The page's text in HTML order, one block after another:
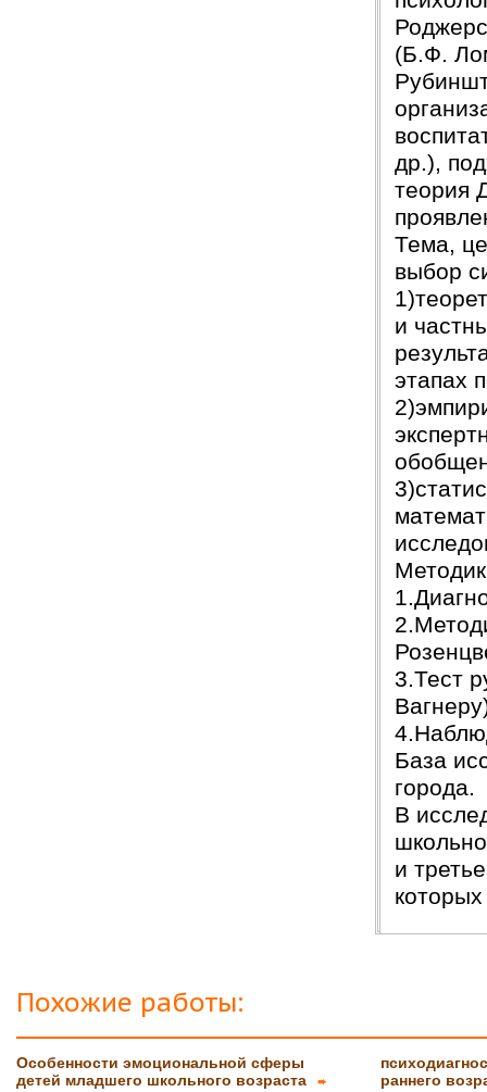
(Б.Ф.
др.),
теория
Тема,
выбор
и
этапах
3.Тест
База
города.
В
и
Похожие работы:
Особенности эмоциональной сферы
детей младшего школьного возраста
➨
раннего